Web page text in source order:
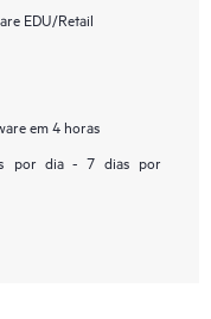
EDU/Retail
em 4 horas
por dia - 7 dias por